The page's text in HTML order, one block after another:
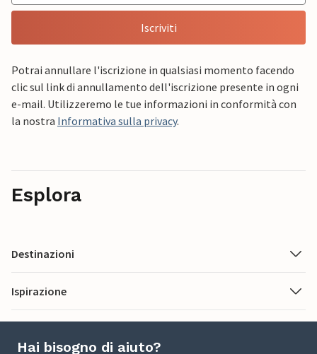
Iscriviti
Potrai annullare l'iscrizione in qualsiasi momento facendo
clic sul link di annullamento dell'iscrizione presente in ogni
e-mail. Utilizzeremo le tue informazioni in conformità con
la nostra Informativa sulla privacy.
Esplora
Destinazioni
Ispirazione
Hai bisogno di aiuto?